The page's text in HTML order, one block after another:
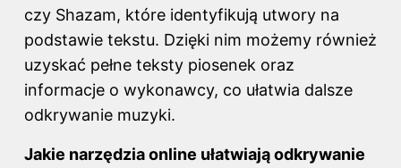
czy Shazam, które identyfikują utwory na
podstawie tekstu. Dzięki nim możemy również
uzyskać pełne teksty piosenek oraz
informacje o wykonawcy, co ułatwia dalsze
odkrywanie muzyki.
Jakie narzędzia online ułatwiają odkrywanie